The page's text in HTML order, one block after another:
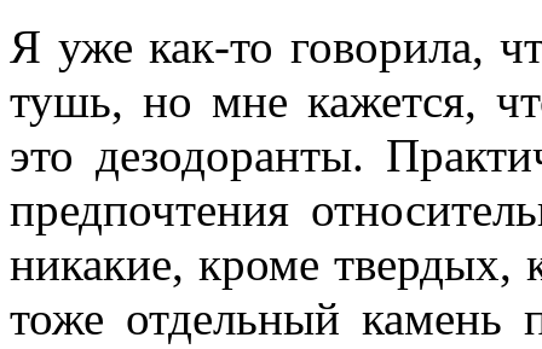
Я уже как-то говорила,
тушь, но мне кажется,
это дезодоранты.
предпочтения
никакие, кроме твердых,
тоже отдельный камень